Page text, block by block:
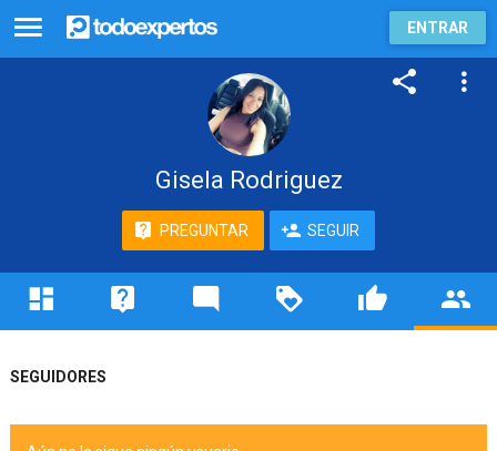
ENTRAR
Gisela Rodriguez
PREGUNTAR SEGUIR
SEGUIDORES